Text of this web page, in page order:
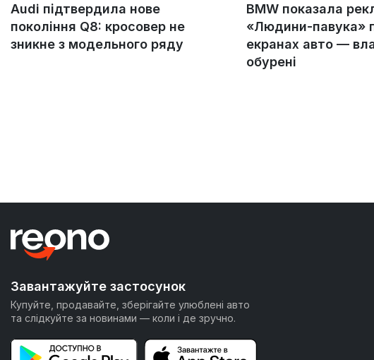
Audi підтвердила нове
покоління Q8: кросовер не
зникне з модельного ряду
BMW показала
«Людини-павука»
екранах авто —
обурені
Завантажуйте застосунок
Купуйте, продавайте, зберігайте улюблені авто
та слідкуйте за новинами — коли і де зручно.